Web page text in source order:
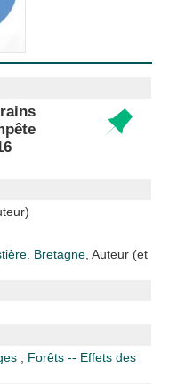
Bretagne , Auteur (et
; Forêts -- Effets des